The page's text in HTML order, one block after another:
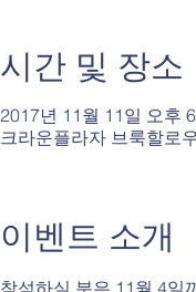
시간 및 장소
2017년 11월 11일 오후
크라운플라자 브룩할로
이벤트 소개
참석하실 분은 11월 4일